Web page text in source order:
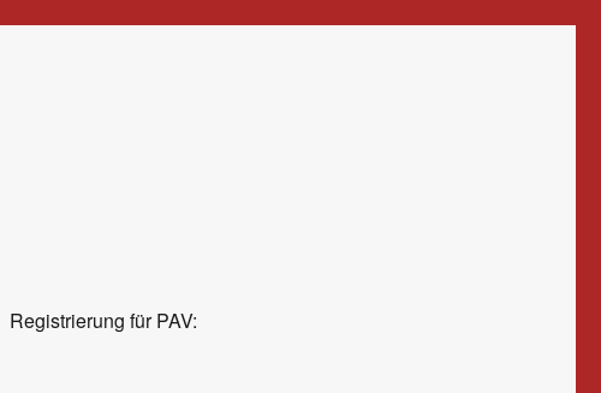
Registrierung für PAV: